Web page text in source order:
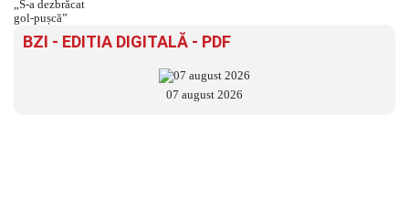
BZI - EDITIA DIGITALĂ - PDF
07 august 2026